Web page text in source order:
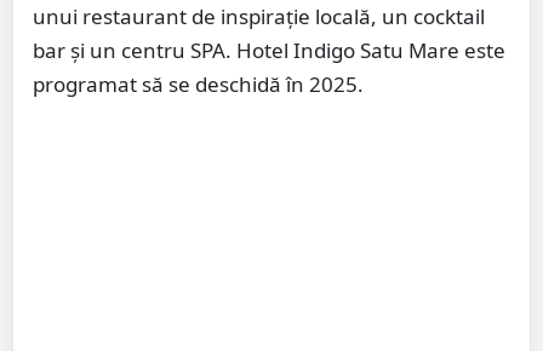
unui restaurant de inspirație locală, un cocktail
bar și un centru SPA. Hotel Indigo Satu Mare este
programat să se deschidă în 2025.